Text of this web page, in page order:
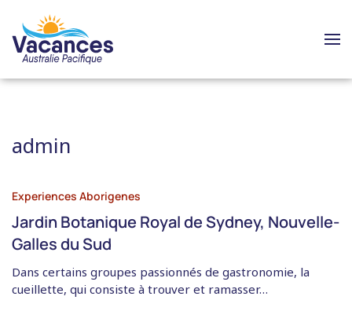
admin
Experiences Aborigenes
Jardin Botanique Royal de Sydney, Nouvelle-
Galles du Sud
Dans certains groupes passionnés de gastronomie, la
cueillette, qui consiste à trouver et ramasser…